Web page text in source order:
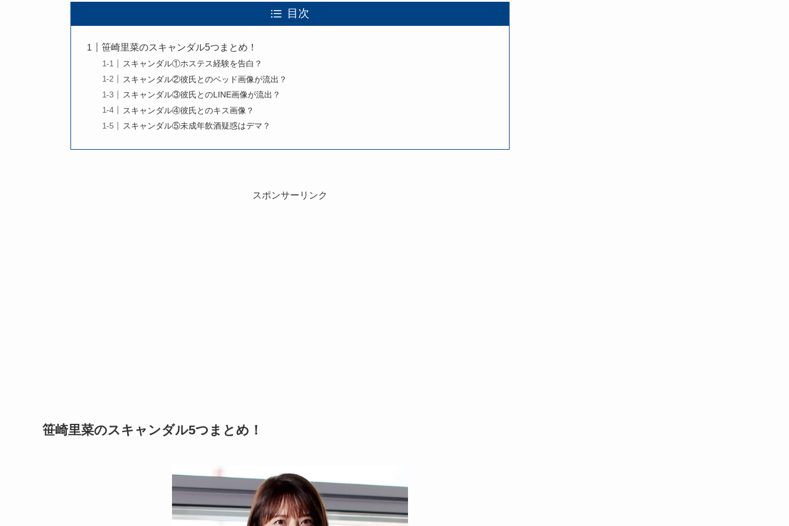
目次
笹崎里菜のスキャンダル5つまとめ！
スキャンダル①ホステス経験を告白？
スキャンダル②彼氏とのベッド画像が流出？
スキャンダル③彼氏とのLINE画像が流出？
スキャンダル④彼氏とのキス画像？
スキャンダル⑤未成年飲酒疑惑はデマ？
スポンサーリンク
笹崎里菜のスキャンダル5つまとめ！